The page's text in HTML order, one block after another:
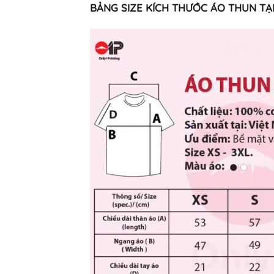
BẢNG SIZE KÍCH THƯỚC ÁO THUN